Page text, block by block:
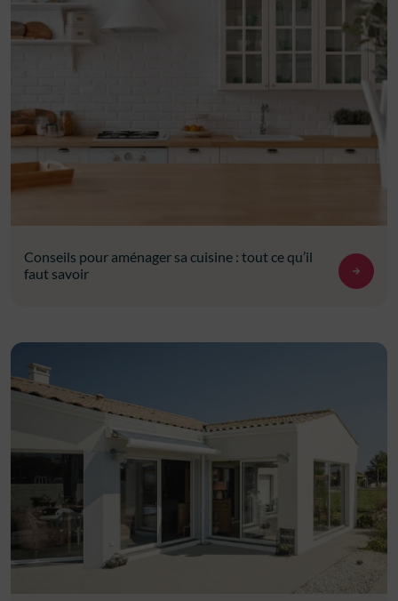
Conseils pour aménager sa cuisine : tout ce qu’il
faut savoir